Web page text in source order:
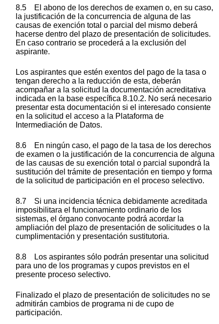
8.5 El abono de los derechos de examen o, en su caso,
la justificación de la concurrencia de alguna de las
causas de exención total o parcial del mismo deberá
hacerse dentro del plazo de presentación de solicitudes.
En caso contrario se procederá a la exclusión del
aspirante.
Los aspirantes que estén exentos del pago de la tasa o
tengan derecho a la reducción de esta, deberán
acompañar a la solicitud la documentación acreditativa
indicada en la base específica 8.10.2. No será necesario
presentar esta documentación si el interesado consiente
en la solicitud el acceso a la Plataforma de
Intermediación de Datos.
8.6 En ningún caso, el pago de la tasa de los derechos
de examen o la justificación de la concurrencia de alguna
de las causas de su exención total o parcial supondrá la
sustitución del trámite de presentación en tiempo y forma
de la solicitud de participación en el proceso selectivo.
8.7 Si una incidencia técnica debidamente acreditada
imposibilitara el funcionamiento ordinario de los
sistemas, el órgano convocante podrá acordar la
ampliación del plazo de presentación de solicitudes o la
cumplimentación y presentación sustitutoria.
8.8 Los aspirantes sólo podrán presentar una solicitud
para uno de los programas y cupos previstos en el
presente proceso selectivo.
Finalizado el plazo de presentación de solicitudes no se
admitirán cambios de programa ni de cupo de
participación.